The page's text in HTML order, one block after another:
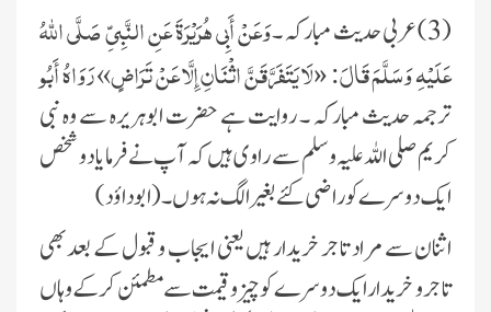
(3)عربی حدیث مبارکہ ۔
وَعَنْ أَبِي هُرَيْرَةَ عَنِ النَّبِيِّ صَلَّى اللّٰهُ
عَلَيْهِ وَسَلَّمَ قَالَ:«لَا يَتَفَرَّقَنَّ اثْنَانِ إِلَّا عَنْ تَرَاضٍ»رَوَاهُ أَبُو
ترجمہ حدیث مبارکہ ۔ روایت ہے حضرت ابوہریرہ سے وہ نبی
کریم صلی اللہ علیہ و سلم سے راوی ہیں کہ آپ نے فرمایا دو شخص
ایک دوسرے کو راضی کئے بغیر الگ نہ ہوں ۔ (ابوداؤد)
اثنان سے مراد تاجر خریدار ہیں یعنی ایجاب و قبول کے بعد بھی
تاجر و خریدار ایک دوسرے کو چیز و قیمت سے مطمئن کرکے وہاں